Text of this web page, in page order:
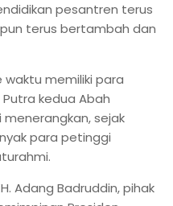
pesantren terus
terus bertambah dan
waktu memiliki para
kedua Abah
menerangkan, sejak
para petinggi
Adang Badruddin, pihak